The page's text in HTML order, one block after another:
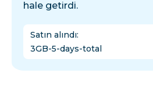
hale getirdi.
Satın alındı:
3GB-5-days-total